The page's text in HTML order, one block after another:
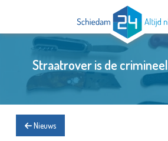
Straatrover is de
Nieuws